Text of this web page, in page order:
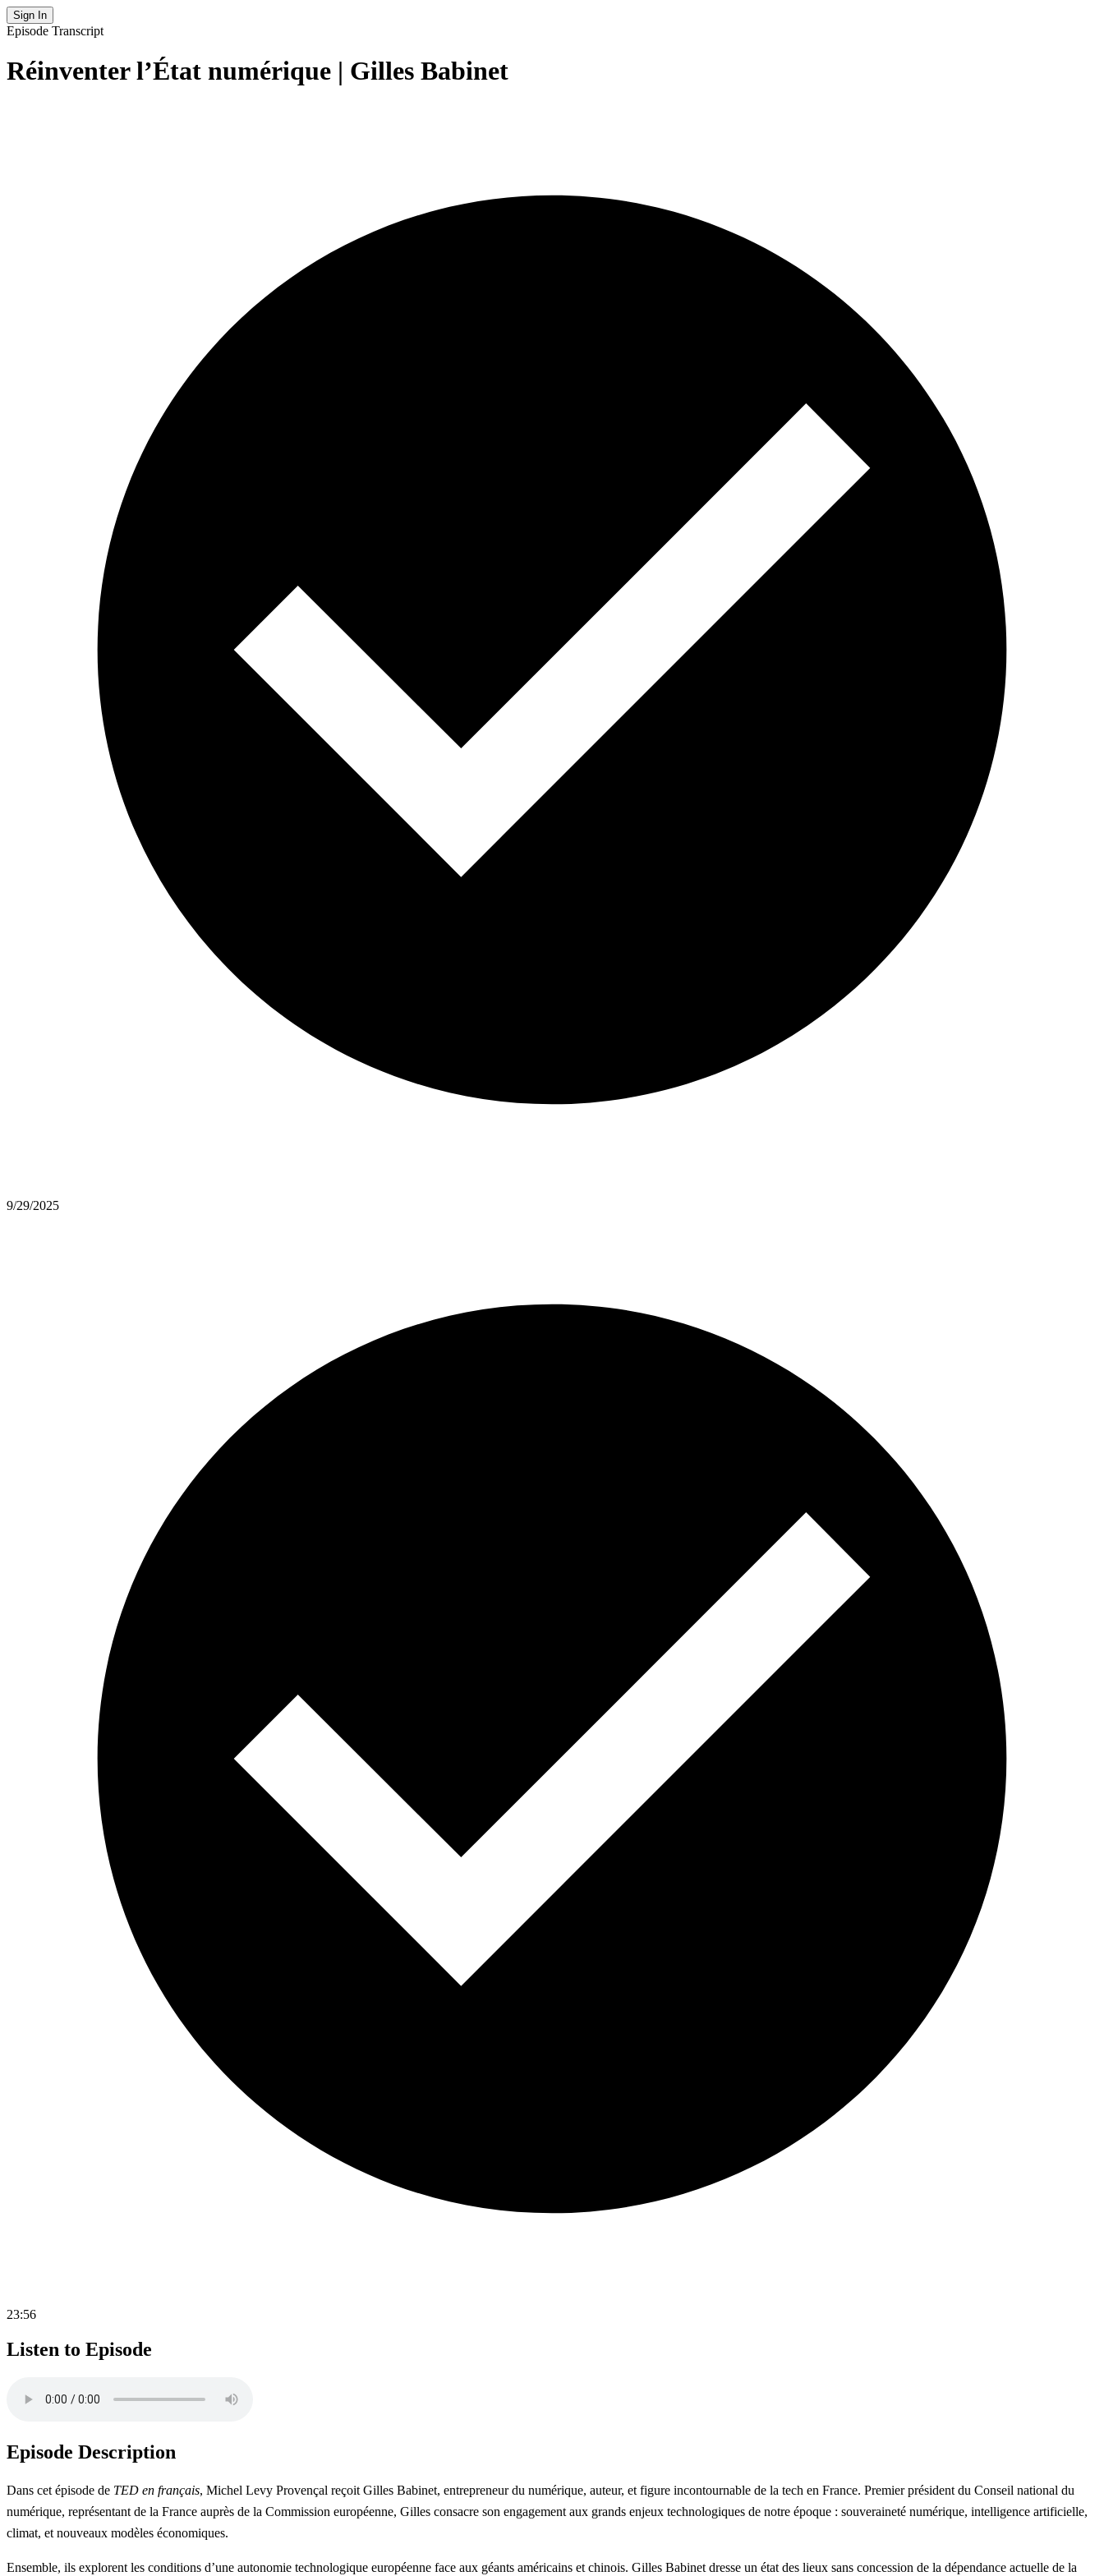
Sign In
Episode Transcript
Réinventer l’État numérique | Gilles Babinet
9/29/2025
23:56
Listen to Episode
Episode Description
Dans cet épisode de TED en français, Michel Levy Provençal reçoit Gilles Babinet, entrepreneur du numérique, auteur, et figure incontournable de la tech en France. Premier président du Conseil national du
numérique, représentant de la France auprès de la Commission européenne, Gilles consacre son engagement aux grands enjeux technologiques de notre époque : souveraineté numérique, intelligence artificielle,
climat, et nouveaux modèles économiques.
Ensemble, ils explorent les conditions d’une autonomie technologique européenne face aux géants américains et chinois. Gilles Babinet dresse un état des lieux sans concession de la dépendance actuelle de la